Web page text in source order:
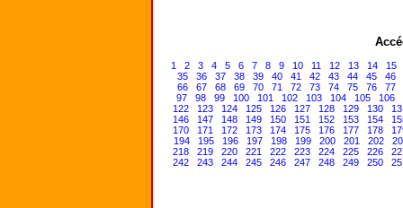
1 2 3 4 5 6 7 8 9 10 11 12 13 14
15
35
36 37 38 39 40 41 42 43 44 45
46
66
67 68 69 70 71 72 73 74 75 76
77
97
98 99 100 101 102 103 104 105
106
122
123 124 125 126 127 128 129 130
146
147 148 149 150 151 152 153 154
170
171 172 173 174 175 176 177 178
194
195 196 197 198 199 200 201 202
218
219 220 221 222 223 224 225 226
242
243 244 245 246 247 248 249 250